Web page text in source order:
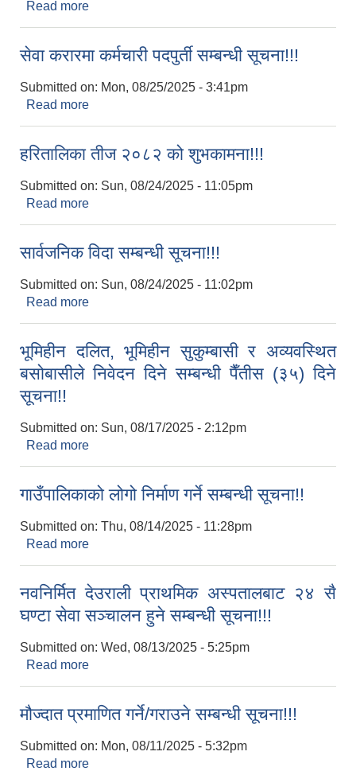
Read more
सेवा करारमा कर्मचारी पदपुर्ती सम्बन्धी सूचना!!!
Submitted on: Mon, 08/25/2025 - 3:41pm
Read more
हरितालिका तीज २०८२ को शुभकामना!!!
Submitted on: Sun, 08/24/2025 - 11:05pm
Read more
सार्वजनिक विदा सम्बन्धी सूचना!!!
Submitted on: Sun, 08/24/2025 - 11:02pm
Read more
भूमिहीन दलित, भूमिहीन सुकुम्बासी र अव्यवस्थित
बसोबासीले निवेदन दिने सम्बन्धी पैँतीस (३५) दिने
सूचना!!
Submitted on: Sun, 08/17/2025 - 2:12pm
Read more
गाउँपालिकाको लोगो निर्माण गर्ने सम्बन्धी सूचना!!
Submitted on: Thu, 08/14/2025 - 11:28pm
Read more
नवनिर्मित देउराली प्राथमिक अस्पतालबाट २४ सै
घण्टा सेवा सञ्‍चालन हुने सम्बन्धी सूचना!!!
Submitted on: Wed, 08/13/2025 - 5:25pm
Read more
मौज्दात प्रमाणित गर्ने/गराउने सम्बन्धी सूचना!!!
Submitted on: Mon, 08/11/2025 - 5:32pm
Read more